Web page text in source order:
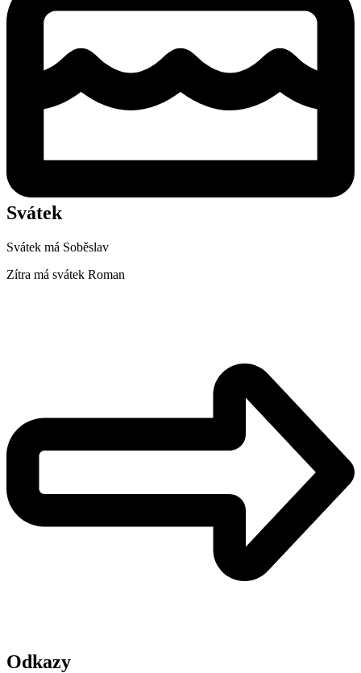
Svátek
Svátek má Soběslav
Zítra má svátek Roman
Odkazy